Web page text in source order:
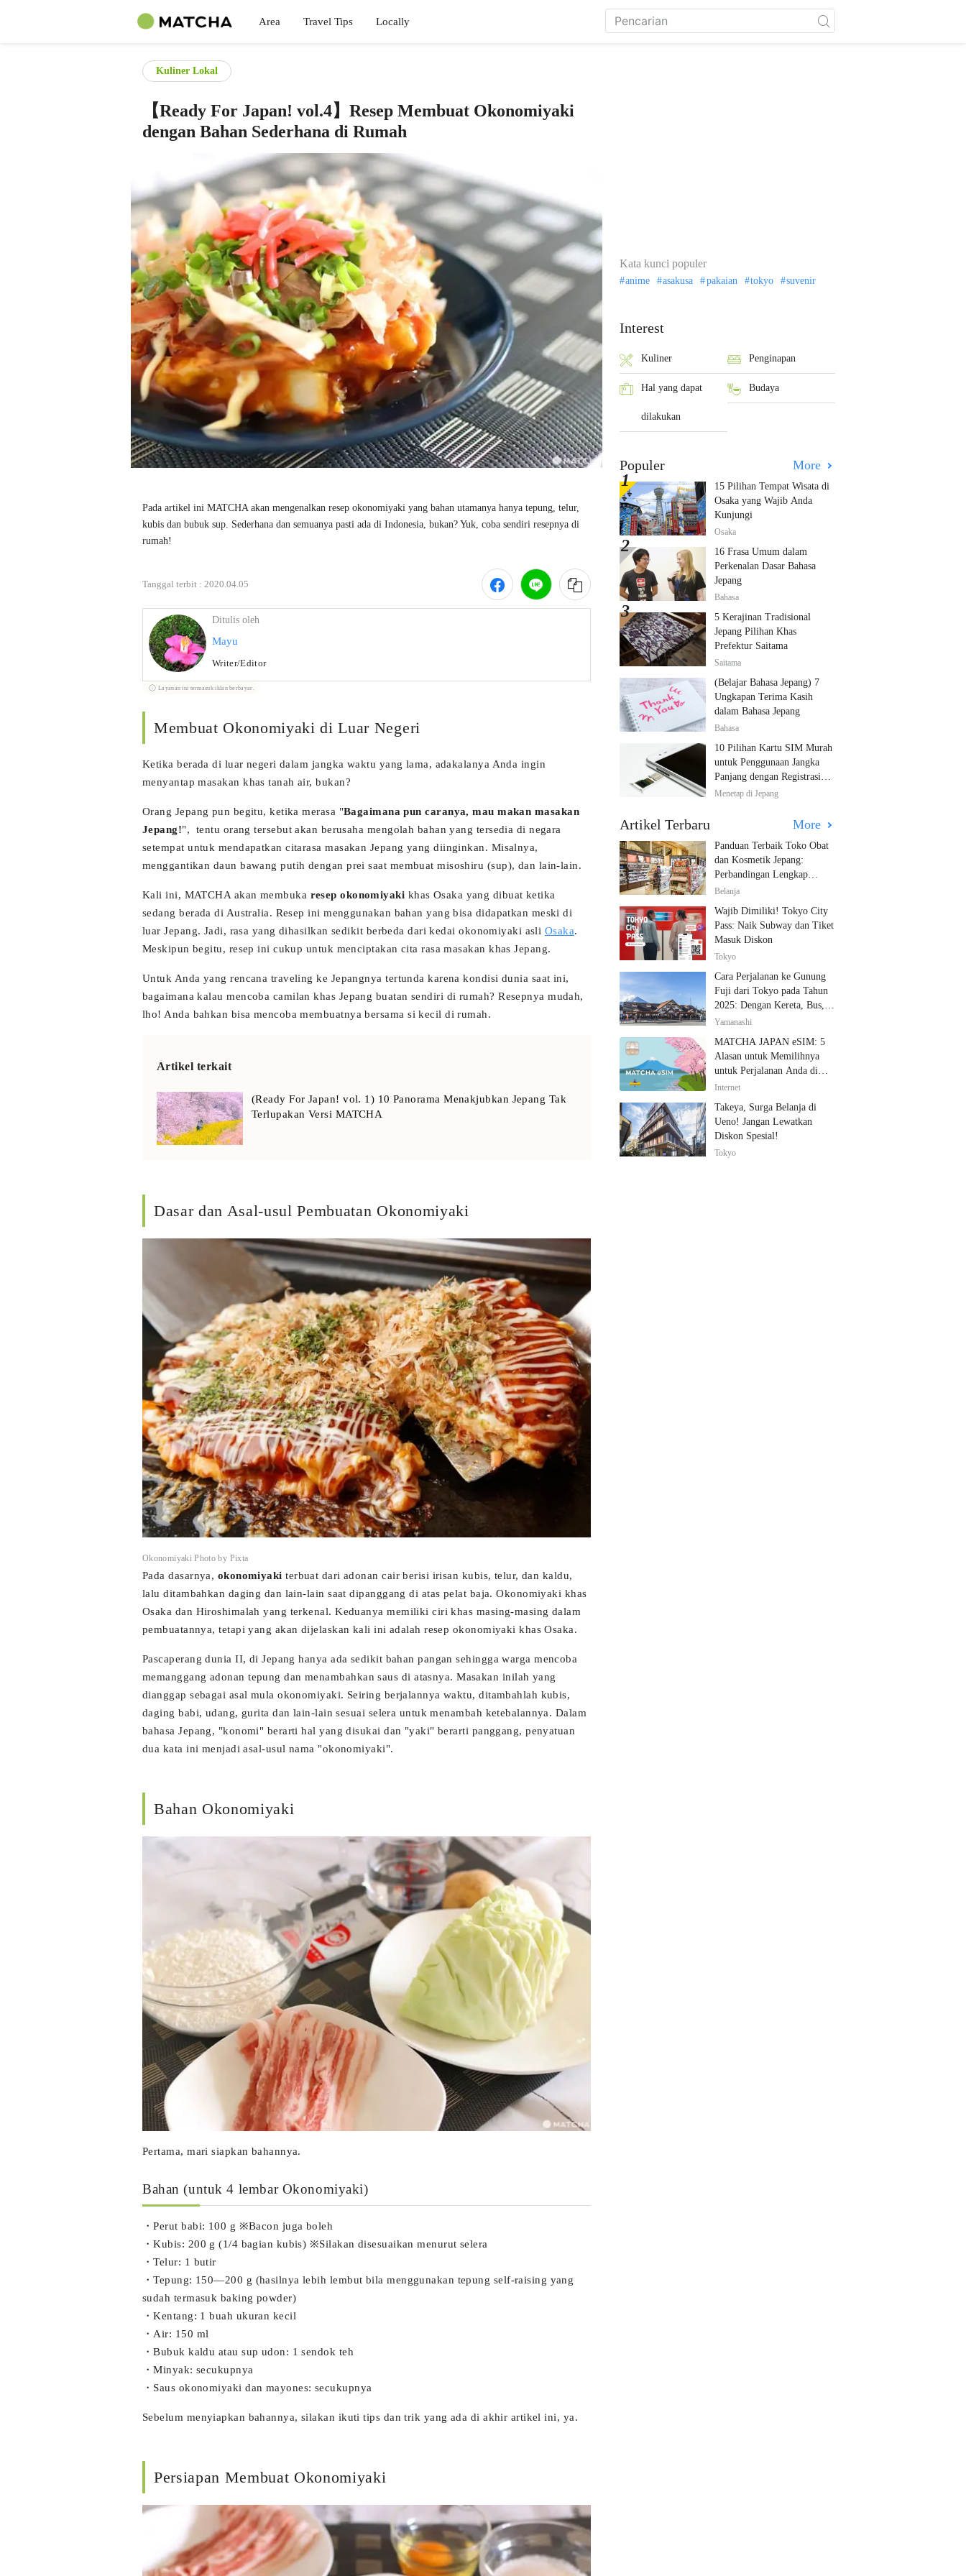
Area Travel Tips Locally
Kuliner Lokal
【Ready For Japan! vol.4】Resep Membuat Okonomiyaki
dengan Bahan Sederhana di Rumah
Pada artikel ini MATCHA akan mengenalkan resep okonomiyaki yang bahan utamanya hanya tepung, telur,
kubis dan bubuk sup. Sederhana dan semuanya pasti ada di Indonesia, bukan? Yuk, coba sendiri resepnya di
rumah!
Tanggal terbit : 2020.04.05
Ditulis oleh
Mayu
Writer/Editor
Layanan ini termasuk iklan berbayar.
Membuat Okonomiyaki di Luar Negeri
Ketika berada di luar negeri dalam jangka waktu yang lama, adakalanya Anda ingin
menyantap masakan khas tanah air, bukan?
Orang Jepang pun begitu, ketika merasa "Bagaimana pun caranya, mau makan masakan
Jepang!", tentu orang tersebut akan berusaha mengolah bahan yang tersedia di negara
setempat untuk mendapatkan citarasa masakan Jepang yang diinginkan. Misalnya,
menggantikan daun bawang putih dengan prei saat membuat misoshiru (sup), dan lain-lain.
Kali ini, MATCHA akan membuka resep okonomiyaki khas Osaka yang dibuat ketika
sedang berada di Australia. Resep ini menggunakan bahan yang bisa didapatkan meski di
luar Jepang. Jadi, rasa yang dihasilkan sedikit berbeda dari kedai okonomiyaki asli Osaka.
Meskipun begitu, resep ini cukup untuk menciptakan cita rasa masakan khas Jepang.
Untuk Anda yang rencana traveling ke Jepangnya tertunda karena kondisi dunia saat ini,
bagaimana kalau mencoba camilan khas Jepang buatan sendiri di rumah? Resepnya mudah,
lho! Anda bahkan bisa mencoba membuatnya bersama si kecil di rumah.
Artikel terkait
(Ready For Japan! vol. 1) 10 Panorama Menakjubkan Jepang Tak
Terlupakan Versi MATCHA
Dasar dan Asal-usul Pembuatan Okonomiyaki
Okonomiyaki Photo by Pixta
Pada dasarnya, okonomiyaki terbuat dari adonan cair berisi irisan kubis, telur, dan kaldu,
lalu ditambahkan daging dan lain-lain saat dipanggang di atas pelat baja. Okonomiyaki khas
Osaka dan Hiroshimalah yang terkenal. Keduanya memiliki ciri khas masing-masing dalam
pembuatannya, tetapi yang akan dijelaskan kali ini adalah resep okonomiyaki khas Osaka.
Pascaperang dunia II, di Jepang hanya ada sedikit bahan pangan sehingga warga mencoba
memanggang adonan tepung dan menambahkan saus di atasnya. Masakan inilah yang
dianggap sebagai asal mula okonomiyaki. Seiring berjalannya waktu, ditambahlah kubis,
daging babi, udang, gurita dan lain-lain sesuai selera untuk menambah ketebalannya. Dalam
bahasa Jepang, "konomi" berarti hal yang disukai dan "yaki" berarti panggang, penyatuan
dua kata ini menjadi asal-usul nama "okonomiyaki".
Bahan Okonomiyaki
Pertama, mari siapkan bahannya.
Bahan (untuk 4 lembar Okonomiyaki)
・Perut babi: 100 g ※Bacon juga boleh
・Kubis: 200 g (1/4 bagian kubis) ※Silakan disesuaikan menurut selera
・Telur: 1 butir
・Tepung: 150—200 g (hasilnya lebih lembut bila menggunakan tepung self-raising yang
sudah termasuk baking powder)
・Kentang: 1 buah ukuran kecil
・Air: 150 ml
・Bubuk kaldu atau sup udon: 1 sendok teh
・Minyak: secukupnya
・Saus okonomiyaki dan mayones: secukupnya
Sebelum menyiapkan bahannya, silakan ikuti tips dan trik yang ada di akhir artikel ini, ya.
Persiapan Membuat Okonomiyaki
Kata kunci populer
anime asakusa pakaian tokyo suvenir
Interest
Kuliner Penginapan
Hal yang dapat
dilakukan
Budaya
Populer More
15 Pilihan Tempat Wisata di
Osaka yang Wajib Anda
Kunjungi
Osaka
16 Frasa Umum dalam
Perkenalan Dasar Bahasa
Jepang
Bahasa
5 Kerajinan Tradisional
Jepang Pilihan Khas
Prefektur Saitama
Saitama
(Belajar Bahasa Jepang) 7
Ungkapan Terima Kasih
dalam Bahasa Jepang
Bahasa
10 Pilihan Kartu SIM Murah
untuk Penggunaan Jangka
Panjang dengan Registrasi
Multibahasa!
Menetap di Jepang
Artikel Terbaru More
Panduan Terbaik Toko Obat
dan Kosmetik Jepang:
Perbandingan Lengkap
Diskon dari 12 Toko Farmasi
Belanja
Wajib Dimiliki! Tokyo City
Pass: Naik Subway dan Tiket
Masuk Diskon
Tokyo
Cara Perjalanan ke Gunung
Fuji dari Tokyo pada Tahun
2025: Dengan Kereta, Bus,
dan Mobil
Yamanashi
MATCHA JAPAN eSIM: 5
Alasan untuk Memilihnya
untuk Perjalanan Anda di
Jepang
Internet
Takeya, Surga Belanja di
Ueno! Jangan Lewatkan
Diskon Spesial!
Tokyo